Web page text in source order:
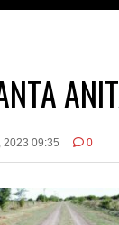
2023 09:35 0